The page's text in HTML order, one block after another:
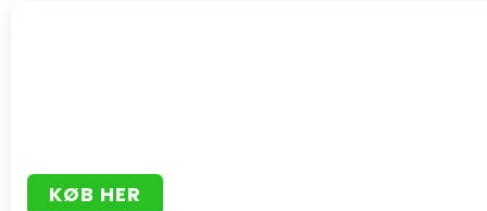
KØB HER